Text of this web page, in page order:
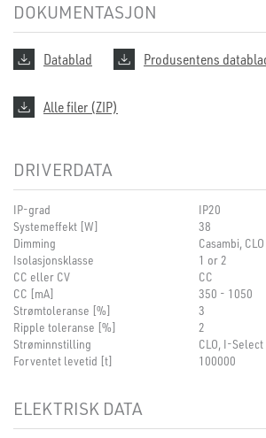
DOKUMENTASJON
Datablad Produsentens
Alle filer (ZIP)
DRIVERDATA
IP-grad
IP20
Systemeffekt [W]
38
Dimming
Casambi, CLO
Isolasjonsklasse
1 or 2
CC eller CV
CC
CC [mA]
350 - 1050
Strømtoleranse [%]
3
Ripple toleranse [%]
2
Strøminnstilling
CLO, I-
Forventet levetid [t]
100000
ELEKTRISK DATA